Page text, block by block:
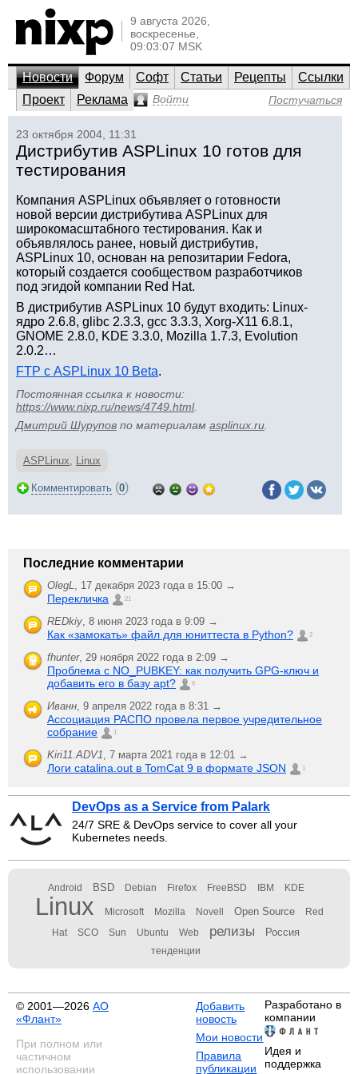
9 августа 2026,
воскресенье,
09:03:07 MSK
Новости Форум Софт Статьи Рецепты
Ссылки
Проект
Реклама Войти Постучаться
23 октября 2004, 11:31
Дистрибутив ASPLinux 10 готов для
тестирования
Компания ASPLinux объявляет о готовности
новой версии дистрибутива ASPLinux для
широкомасштабного тестирования. Как и
объявлялось ранее, новый дистрибутив,
ASPLinux 10, основан на репозитарии Fedora,
который создается сообществом разработчиков
под эгидой компании Red Hat.
В дистрибутив ASPLinux 10 будут входить: Linux-
ядро 2.6.8, glibc 2.3.3, gcc 3.3.3, Xorg-X11 6.8.1,
GNOME 2.8.0, KDE 3.3.0, Mozilla 1.7.3, Evolution
2.0.2…
FTP с ASPLinux 10 Beta.
Постоянная ссылка к новости:
https://www.nixp.ru/news/4749.html.
Дмитрий Шурупов по материалам asplinux.ru
ASPLinux, Linux
Комментировать (0)
Последние комментарии
OlegL, 17 декабря 2023 года в 15:00 →
Перекличка 21
REDkiy, 8 июня 2023 года в 9:09 →
Как «замокать» файл для юниттеста в Python? 2
fhunter, 29 ноября 2022 года в 2:09 →
Проблема с NO_PUBKEY: как получить GPG-ключ и
добавить его в базу apt?
6
Иванн, 9 апреля 2022 года в 8:31 →
Ассоциация РАСПО провела первое учредительное
собрание
1
Kiri11.ADV1, 7 марта 2021 года в 12:01 →
Логи catalina.out в TomCat 9 в формате JSON 1
DevOps as a Service from Palark
24/7 SRE & DevOps service to cover all your
Kubernetes needs.
Android BSD Debian Firefox FreeBSD IBM KDE
Linux Microsoft Mozilla Novell Open Source Red
Hat SCO Sun Ubuntu Web релизы Россия
тенденции
© 2001—2026 АО
«Флант»
При полном или
частичном
использовании
Добавить
новость
Мои новости
Правила
публикации
Разработано в
компании
Идея и
поддержка